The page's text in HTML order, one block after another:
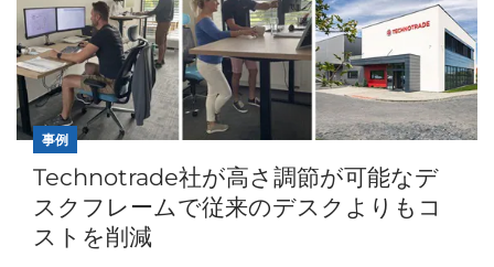
事例
Technotrade社が高さ調節が可能なデ
スクフレームで従来のデスクよりもコ
ストを削減